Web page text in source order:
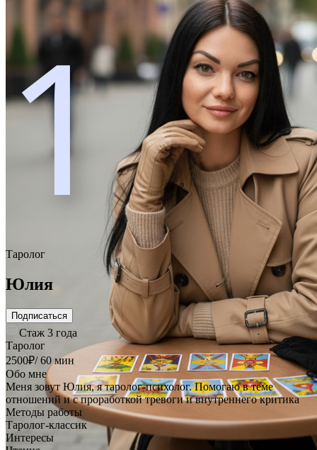
1
Таролог
Юлия
Подписаться
Стаж 3 года
Таролог
2500₽/60 мин
Обо мне
Меня зовут Юлия, я таролог-психолог. Помогаю в теме
отношений и с проработкой тревоги и внутреннего критика
Методы работы
Таролог-классик
Интересы